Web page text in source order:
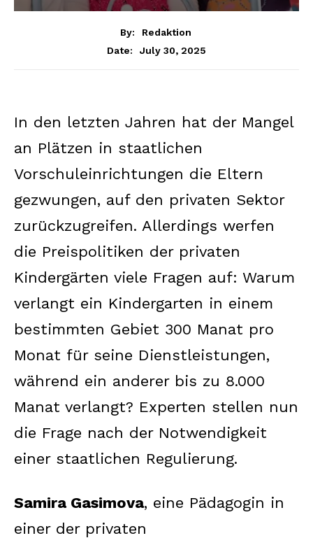
By:
Redaktion
Date:
July 30, 2025
In den letzten Jahren hat der Mangel
an Plätzen in staatlichen
Vorschuleinrichtungen die Eltern
gezwungen, auf den privaten Sektor
zurückzugreifen. Allerdings werfen
die Preispolitiken der privaten
Kindergärten viele Fragen auf: Warum
verlangt ein Kindergarten in einem
bestimmten Gebiet 300 Manat pro
Monat für seine Dienstleistungen,
während ein anderer bis zu 8.000
Manat verlangt? Experten stellen nun
die Frage nach der Notwendigkeit
einer staatlichen Regulierung.
Samira Gasimova, eine Pädagogin in
einer der privaten